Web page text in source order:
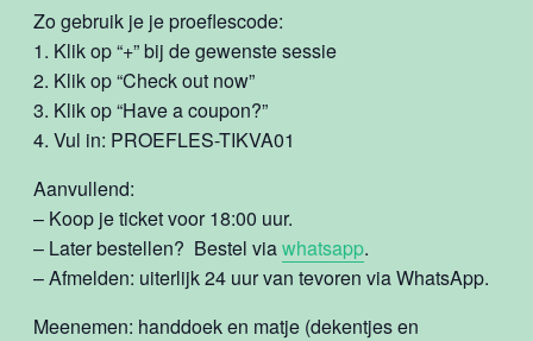
Zo gebruik je je proeflescode:
1. Klik op “+” bij de gewenste sessie
2. Klik op “Check out now”
3. Klik op “Have a coupon?”
4. Vul in: PROEFLES-TIKVA01
Aanvullend:
– Koop je ticket voor 18:00 uur.
– Later bestellen? Bestel viawhatsapp.
– Afmelden: uiterlijk 24 uur van tevoren via WhatsApp.
Meenemen: handdoek en matje (dekentjes en